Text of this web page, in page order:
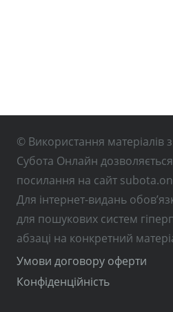
© Використання матеріалів
Субота Онлайн
посилання на сайт
Для інтернет-видань
для пошукових систем
абзаці на конкретний
Умови договору оферти
Конфіденційність